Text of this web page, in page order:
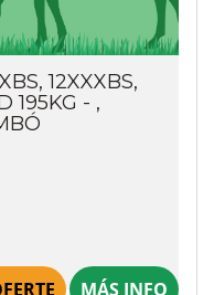
12XXXBS,
195KG - ,
MÁS INFO